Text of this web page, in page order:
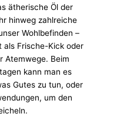
ätherische Öl der
hinweg zahlreiche
Wohlbefinden –
als Frische-Kick oder
Atemwege. Beim
kann man es
Gutes zu tun, oder
um den